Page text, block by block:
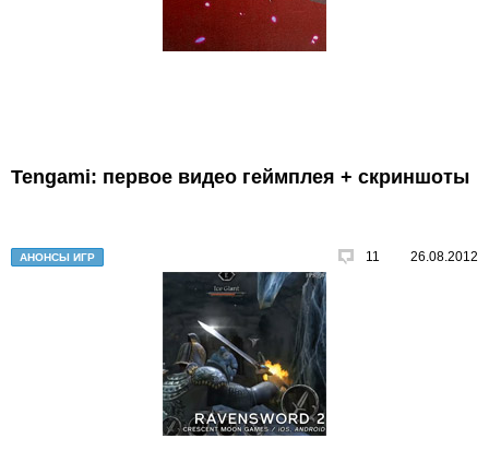
Tengami: первое видео геймплея + скриншоты
АНОНСЫ ИГР 11 26.08.2012